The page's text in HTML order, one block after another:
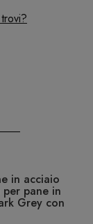
in acciaio
pane in
Grey con